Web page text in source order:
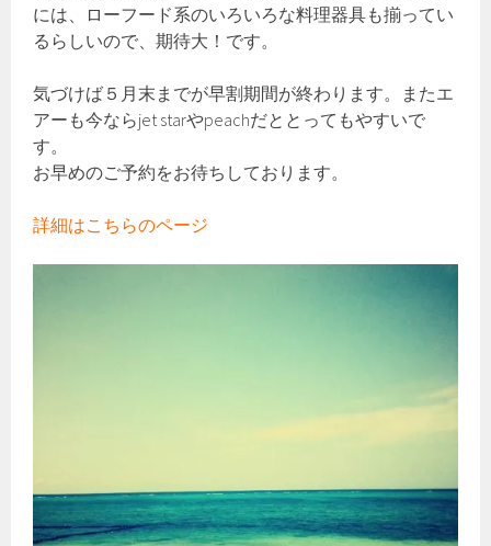
には、ローフード系のいろいろな料理器具も揃ってい
るらしいので、期待大！です。
気づけば５月末までが早割期間が終わります。またエ
アーも今ならjet starやpeachだととってもやすいで
す。
お早めのご予約をお待ちしております。
詳細はこちらのページ